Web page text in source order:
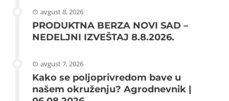
avgust 8, 2026
PRODUKTNA BERZA NOVI SAD –
NEDELJNI IZVEŠTAJ 8.8.2026.
avgust 7, 2026
Kako se poljoprivredom bave u
našem okruženju? Agrodnevnik |